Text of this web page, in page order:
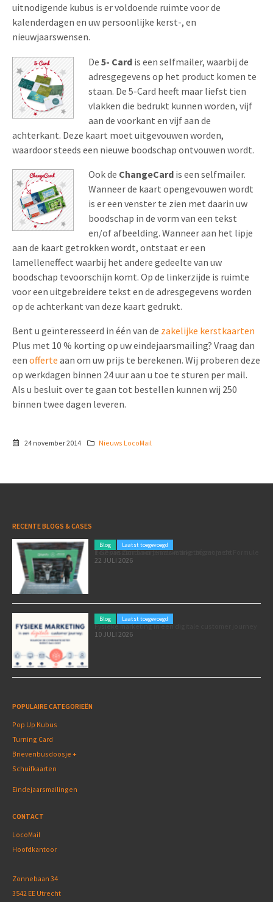
uitnodigende kubus is er voldoende ruimte voor de
kalenderdagen en uw persoonlijke kerst-, en
nieuwjaarswensen.
De 5- Card is een selfmailer, waarbij de
adresgegevens op het product komen te
staan. De 5-Card heeft maar liefst tien
vlakken die bedrukt kunnen worden, vijf
aan de voorkant en vijf aan de
achterkant. Deze kaart moet uitgevouwen worden,
waardoor steeds een nieuwe boodschap ontvouwen wordt.
Ook de ChangeCard is een selfmailer.
Wanneer de kaart opengevouwen wordt
is er een venster te zien met daarin uw
boodschap in de vorm van een tekst
en/of afbeelding. Wanneer aan het lipje
aan de kaart getrokken wordt, ontstaat er een
lamelleneffect waarbij het andere gedeelte van uw
boodschap tevoorschijn komt. Op de linkerzijde is ruimte
voor een uitgebreidere tekst en de adresgegevens worden
op de achterkant van deze kaart gedrukt.
Bent u geïnteresseerd in één van de zakelijke kerstkaarten
Plus met 10 % korting op uw eindejaarsmailing? Vraag dan
een offerte aan om uw prijs te berekenen. Wij proberen deze
op werkdagen binnen 24 uur aan u toe te sturen per mail.
Als u besluit over te gaan tot bestellen kunnen wij 250
binnen twee dagen leveren.
24 november 2014 Nieuws LocoMail
RECENTE BLOGS & CASES
Blog Laatst toegevoegd
Poleposition voor je marketing: zó zet je de Formule 1 GP van Zandvoort in als marketingmoment
22 JULI 2026
Blog Laatst toegevoegd
Fysieke marketing in een digitale customer journey
10 JULI 2026
POPULAIRE CATEGORIEËN
Pop Up Kubus
Turning Card
Brievenbusdoosje +
Schuifkaarten
Eindejaarsmailingen
CONTACT
LocoMail
Hoofdkantoor
Zonnebaan 34
3542 EE Utrecht